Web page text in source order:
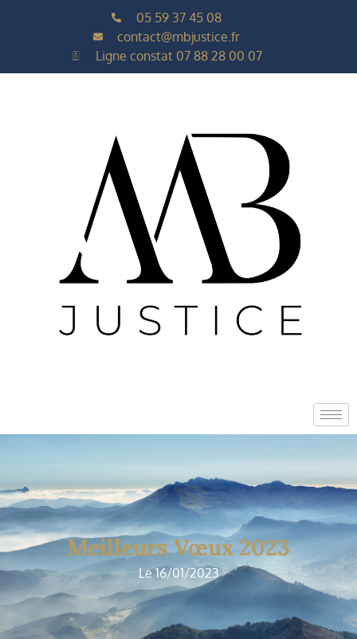
05 59 37 45 08
contact@mbjustice.fr
Ligne constat 07 88 28 00 07
Meilleurs Vœux 2023
Le 16/01/2023